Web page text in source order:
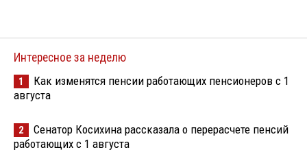
Интересное за неделю
1
Как изменятся пенсии работающих пенсионеров с 1
августа
2
Сенатор Косихина рассказала о перерасчете пенсий
работающих с 1 августа